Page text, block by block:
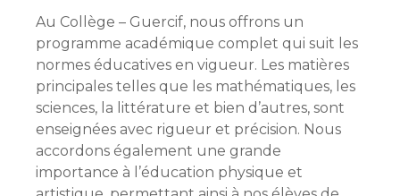
Au Collège – Guercif, nous offrons un
programme académique complet qui suit les
normes éducatives en vigueur. Les matières
principales telles que les mathématiques, les
sciences, la littérature et bien d’autres, sont
enseignées avec rigueur et précision. Nous
accordons également une grande
importance à l’éducation physique et